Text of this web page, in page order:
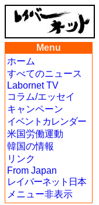
Menu
ホーム
すべてのニュース
Labornet TV
コラム/エッセイ
キャンペーン
イベントカレンダー
米国労働運動
韓国の情報
リンク
From Japan
レイバーネット日本
メニュー非表示